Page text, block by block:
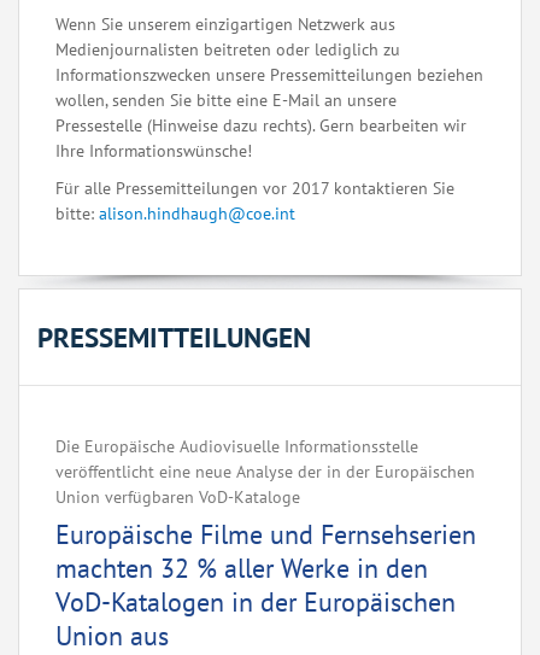
Wenn Sie unserem einzigartigen Netzwerk aus
Medienjournalisten beitreten oder lediglich zu
Informationszwecken unsere Pressemitteilungen beziehen
wollen, senden Sie bitte eine E-Mail an unsere
Pressestelle (Hinweise dazu rechts). Gern bearbeiten wir
Ihre Informationswünsche!
Für alle Pressemitteilungen vor 2017 kontaktieren Sie
bitte: alison.hindhaugh@coe.int
PRESSEMITTEILUNGEN
Die Europäische Audiovisuelle Informationsstelle
veröffentlicht eine neue Analyse der in der Europäischen
Union verfügbaren VoD-Kataloge
Europäische Filme und Fernsehserien
machten 32 % aller Werke in den
VoD-Katalogen in der Europäischen
Union aus